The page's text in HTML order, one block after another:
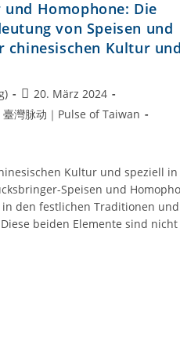
Homophone: Die
von Speisen und
chinesischen Kultur und
Beitrag
veröffentlicht:
20. März 2024
臺灣脉动｜Pulse of Taiwan
Kultur und speziell in
Speisen und
den festlichen Traditionen
beiden Elemente sind nicht